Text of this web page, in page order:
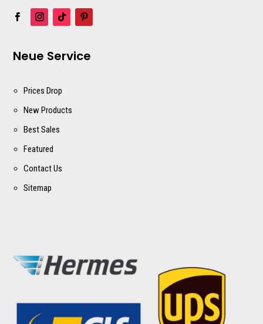
Neue Service
Prices Drop
New Products
Best Sales
Featured
Contact Us
Sitemap